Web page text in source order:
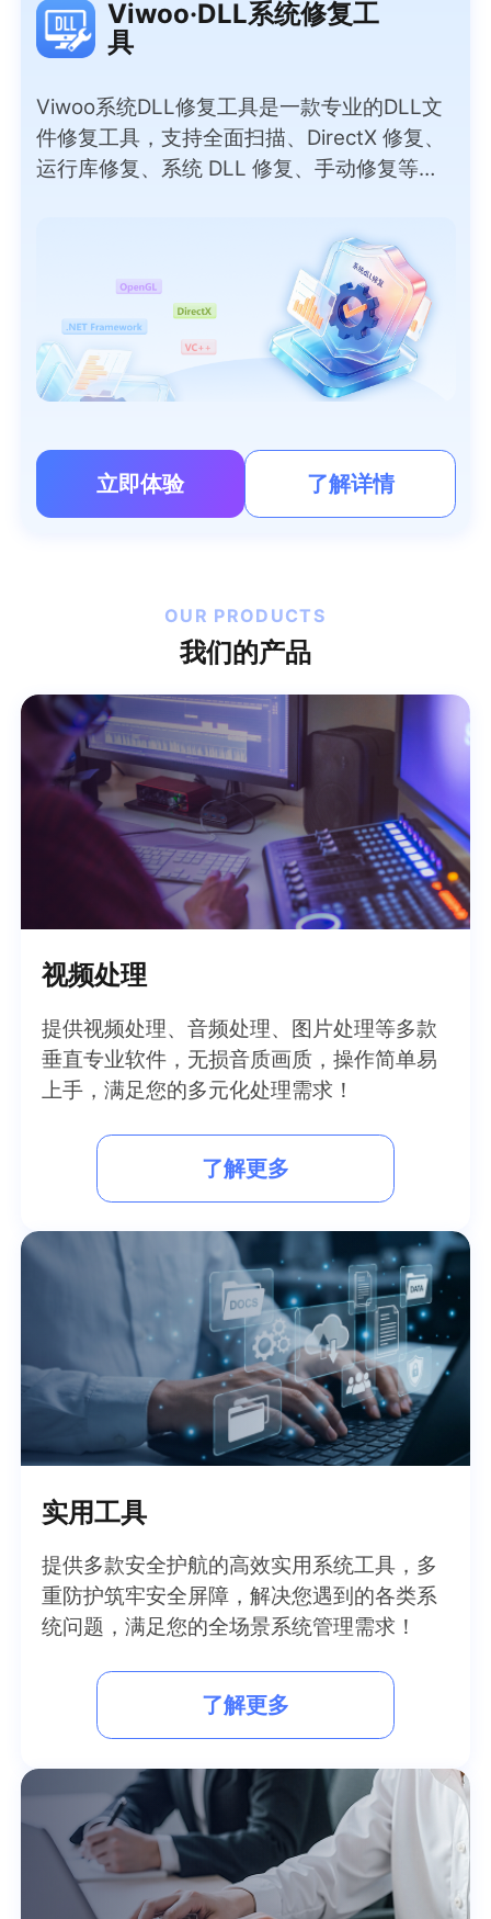
Viwoo·DLL系统修复工
具
Viwoo系统DLL修复工具是一款专业的DLL文
件修复工具，支持全面扫描、DirectX 修复、
运行库修复、系统 DLL 修复、手动修复等实
业技术，小白也能一键操作，覆盖上千种常见
DLL文件，安全无捆绑，快速恢复电脑正常运
行。
立即体验 了解详情
OUR PRODUCTS
我们的产品
视频处理
提供视频处理、音频处理、图片处理等多款
垂直专业软件，无损音质画质，操作简单易
上手，满足您的多元化处理需求！
了解更多
实用工具
提供多款安全护航的高效实用系统工具，多
重防护筑牢安全屏障，解决您遇到的各类系
统问题，满足您的全场景系统管理需求！
了解更多